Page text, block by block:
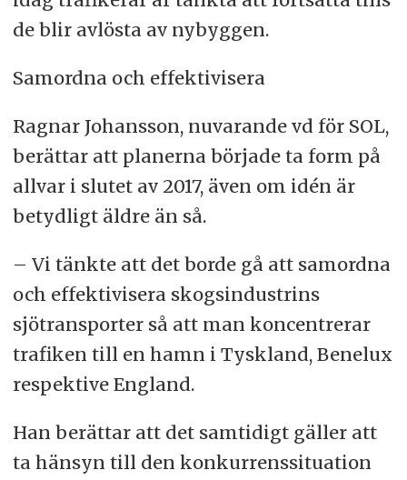
de blir avlösta av nybyggen.
Samordna och effektivisera
Ragnar Johansson, nuvarande vd för SOL,
berättar att planerna började ta form på
allvar i slutet av 2017, även om idén är
betydligt äldre än så.
– Vi tänkte att det borde gå att samordna
och effektivisera skogsindustrins
sjötransporter så att man koncentrerar
trafiken till en hamn i Tyskland, Benelux
respektive England.
Han berättar att det samtidigt gäller att
ta hänsyn till den konkurrenssituation